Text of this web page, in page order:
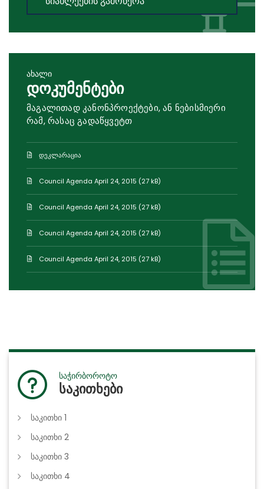
ახალი
დოკუმენტები
მაგალითად კანონპროექტები, ან ნებისმიერი
რამ, რასაც გადაწყვეტთ
დეკლარაცია
Council Agenda April 24, 2015 (27 kB)
Council Agenda April 24, 2015 (27 kB)
Council Agenda April 24, 2015 (27 kB)
Council Agenda April 24, 2015 (27 kB)
საჭირბოროტო
საკითხები
საკითხი 1
საკითხი 2
საკითხი 3
საკითხი 4